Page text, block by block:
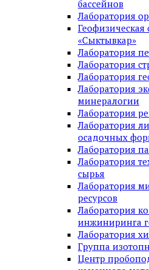
бассейнов
Лаборатория
Геофизическая
«Сыктывкар»
Лаборатория
Лаборатория
Лаборатория
Лаборатория
минералогии
Лаборатория
Лаборатория
осадочных
Лаборатория
Лаборатория
сырья
Лаборатория
ресурсов
Лаборатория
инжиниринга
Лаборатория
Группа
Центр